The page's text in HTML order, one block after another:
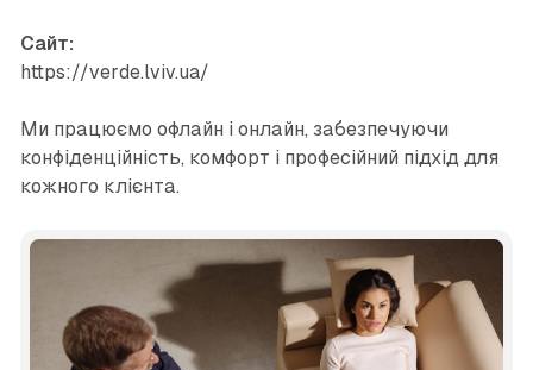
Сайт:
https://verde.lviv.ua/
Ми працюємо офлайн і онлайн, забезпечуючи
конфіденційність, комфорт і професійний підхід для
кожного клієнта.